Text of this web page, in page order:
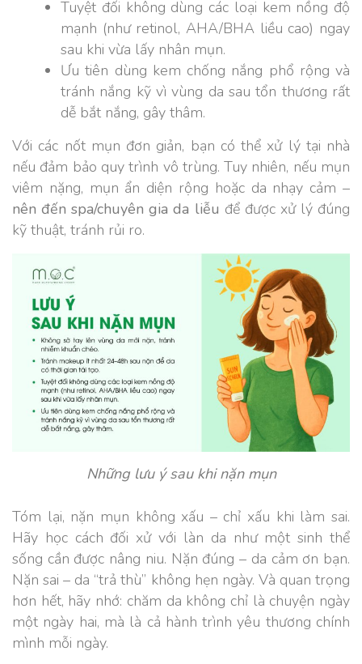
Tuyệt đối không dùng các loại kem nồng độ
mạnh (như retinol, AHA/BHA liều cao) ngay
sau khi vừa lấy nhân mụn.
Ưu tiên dùng kem chống nắng phổ rộng và
tránh nắng kỹ vì vùng da sau tổn thương rất
dễ bắt nắng, gây thâm.
Với các nốt mụn đơn giản, bạn có thể xử lý tại nhà
nếu đảm bảo quy trình vô trùng. Tuy nhiên, nếu mụn
viêm nặng, mụn ẩn diện rộng hoặc da nhạy cảm –
nên đến spa/chuyên gia da liễu để được xử lý đúng
kỹ thuật, tránh rủi ro.
Những lưu ý sau khi nặn mụn
Tóm lại, nặn mụn không xấu – chỉ xấu khi làm sai.
Hãy học cách đối xử với làn da như một sinh thể
sống cần được nâng niu. Nặn đúng – da cảm ơn bạn.
Nặn sai – da “trả thù” không hẹn ngày. Và quan trọng
hơn hết, hãy nhớ: chăm da không chỉ là chuyện ngày
một ngày hai, mà là cả hành trình yêu thương chính
mình mỗi ngày.